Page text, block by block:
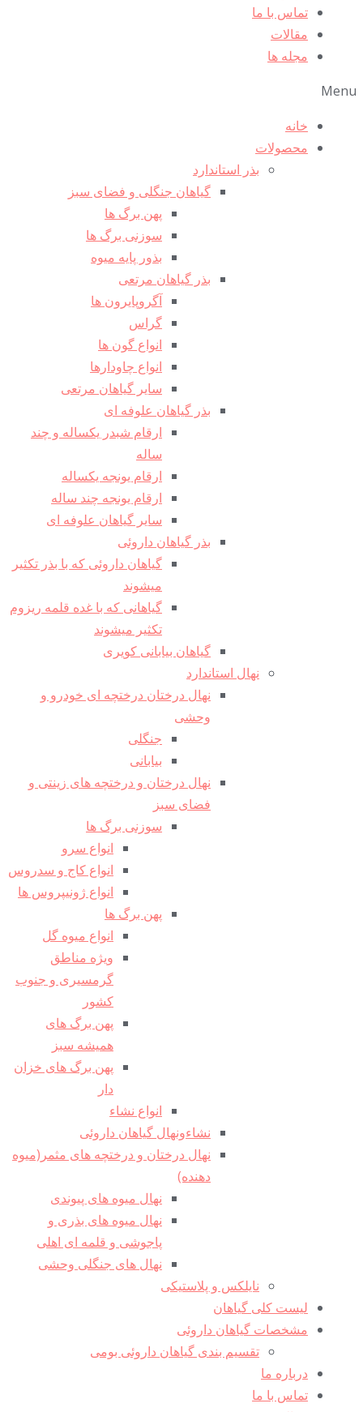
تماس با ما
مقالات
مجله ها
Menu
خانه
محصولات
بذر استاندارد
گیاهان جنگلی و فضای سبز
پهن برگ ها
سوزنی برگ ها
بذور پایه میوه
بذر گیاهان مرتعی
آگروپایرون ها
گراس
انواع گون ها
انواع چاودارها
سایر گیاهان مرتعی
بذر گیاهان علوفه ای
ارقام شبدر یکساله و چند
ساله
ارقام یونجه یکساله
ارقام یونجه چند ساله
سایر گیاهان علوفه ای
بذر گیاهان داروئی
گیاهان داروئی که با بذر تکثیر
میشوند
گیاهانی که با غده قلمه ریزوم
تکثیر میشوند
گیاهان بیابانی کویری
نهال استاندارد
نهال درختان درختچه ای خودرو و
وحشی
جنگلی
بیابانی
نهال درختان و درختچه های زینتی و
فضای سبز
سوزنی برگ ها
انواع سرو
انواع کاج و سدروس
انواع ژونیپروس ها
پهن برگ ها
انواع میوه گل
ویژه مناطق
گرمسیری و جنوب
کشور
پهن برگ های
همیشه سبز
پهن برگ های خزان
دار
انواع نشاء
نشاءونهال گیاهان داروئی
نهال درختان و درختچه های مثمر(میوه
دهنده)
نهال میوه های پیوندی
نهال میوه های بذری و
پاجوشی و قلمه ای اهلی
نهال های جنگلی وحشی
نایلکس و پلاستیکی
لیست کلی گیاهان
مشخصات گیاهان داروئی
تقسیم بندی گیاهان داروئی بومی
درباره ما
تماس با ما